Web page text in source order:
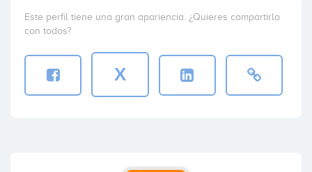
Este perfil tiene una gran apariencia. ¿Quieres compartirlo
con todos?
X